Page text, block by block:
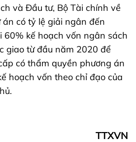
và Đầu tư, Bộ Tài chính về
có tỷ lệ giải ngân đến
60% kế hoạch vốn ngân sách
giao từ đầu năm 2020 để
có thẩm quyền phương án
hoạch vốn theo chỉ đạo của
TTXVN